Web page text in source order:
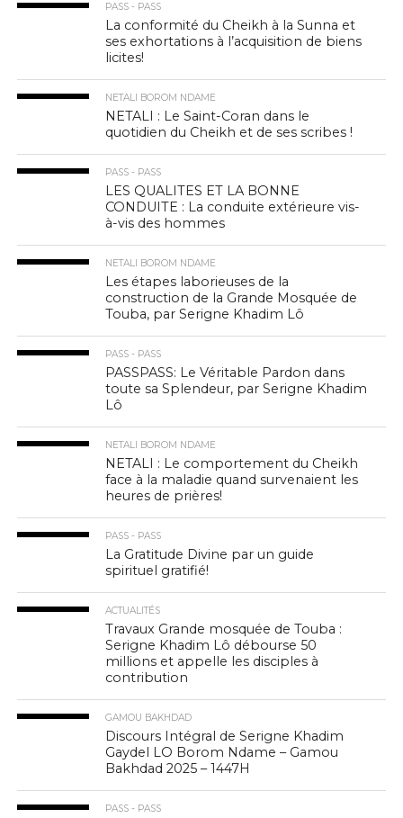
PASS - PASS
La conformité du Cheikh à la Sunna et
ses exhortations à l’acquisition de biens
licites!
NETALI BOROM NDAME
NETALI : Le Saint-Coran dans le
quotidien du Cheikh et de ses scribes !
PASS - PASS
LES QUALITES ET LA BONNE
CONDUITE : La conduite extérieure vis-
à-vis des hommes
NETALI BOROM NDAME
Les étapes laborieuses de la
construction de la Grande Mosquée de
Touba, par Serigne Khadim Lô
PASS - PASS
PASSPASS: Le Véritable Pardon dans
toute sa Splendeur, par Serigne Khadim
Lô
NETALI BOROM NDAME
NETALI : Le comportement du Cheikh
face à la maladie quand survenaient les
heures de prières!
PASS - PASS
La Gratitude Divine par un guide
spirituel gratifié!
ACTUALITÉS
Travaux Grande mosquée de Touba :
Serigne Khadim Lô débourse 50
millions et appelle les disciples à
contribution
GAMOU BAKHDAD
Discours Intégral de Serigne Khadim
Gaydel LO Borom Ndame – Gamou
Bakhdad 2025 – 1447H
PASS - PASS